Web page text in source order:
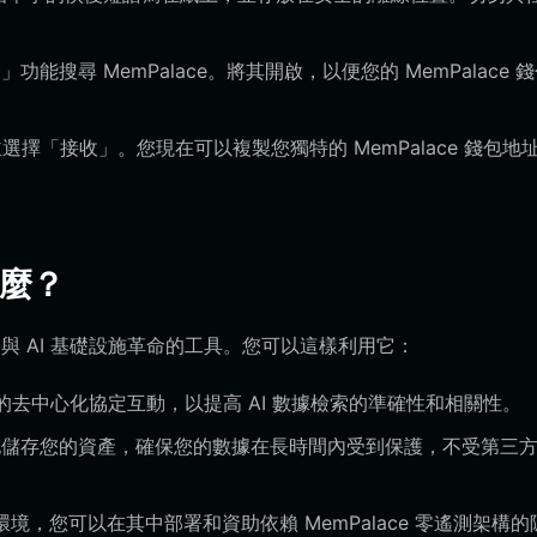
功能搜尋 MemPalace。將其開啟，以便您的 MemPalace
擇「接收」。您現在可以複製您獨特的 MemPalace 錢包地
？
AI 基礎設施革命的工具。您可以這樣利用它：
中心化協定互動，以提高 AI 數據檢索的準確性和相關性。
存您的資產，確保您的數據在長時間內受到保護，不受第三
，您可以在其中部署和資助依賴 MemPalace 零遙測架構的